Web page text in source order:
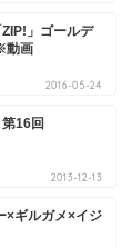
ZIP!」ゴールデ
動画
2016-05-24
16回
2013-12-13
×ギルガメ×イジ